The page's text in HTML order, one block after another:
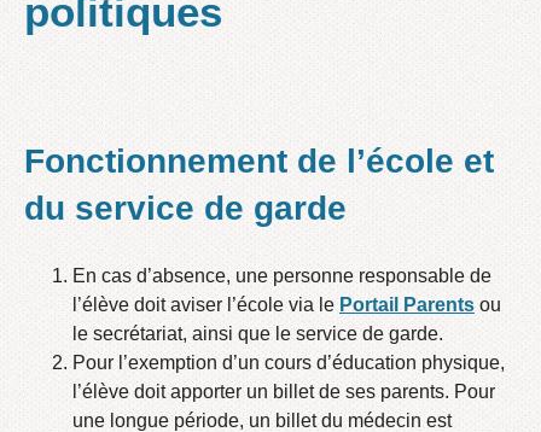
politiques
Fonctionnement de l’école et
du service de garde
En cas d’absence, une personne responsable de
l’élève doit aviser l’école via le Portail Parents ou
le secrétariat, ainsi que le service de garde.
Pour l’exemption d’un cours d’éducation physique,
l’élève doit apporter un billet de ses parents. Pour
une longue période, un billet du médecin est